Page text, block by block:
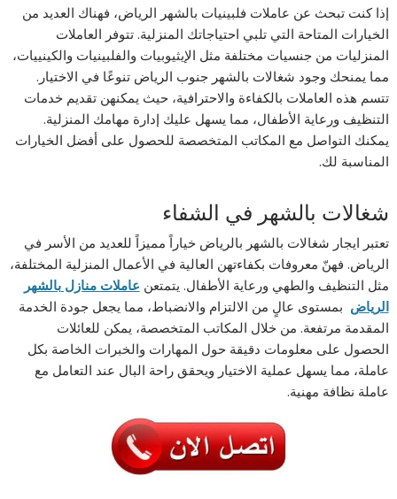
إذا كنت تبحث عن عاملات فلبينيات بالشهر الرياض، فهناك العديد من
الخيارات المتاحة التي تلبي احتياجاتك المنزلية. تتوفر العاملات
المنزليات من جنسيات مختلفة مثل الإيثيوبيات والفلبينيات والكينييات،
مما يمنحك وجود شغالات بالشهر جنوب الرياض تنوعًا في الاختيار.
تتسم هذه العاملات بالكفاءة والاحترافية، حيث يمكنهن تقديم خدمات
التنظيف ورعاية الأطفال، مما يسهل عليك إدارة مهامك المنزلية.
يمكنك التواصل مع المكاتب المتخصصة للحصول على أفضل الخيارات
المناسبة لك.
شغالات بالشهر في الشفاء
تعتبر ايجار شغالات بالشهر بالرياض خياراً مميزاً للعديد من الأسر في
الرياض. فهنّ معروفات بكفاءتهن العالية في الأعمال المنزلية المختلفة،
مثل التنظيف والطهي ورعاية الأطفال. يتمتعن عاملات منازل بالشهر
الرياض بمستوى عالٍ من الالتزام والانضباط، مما يجعل جودة الخدمة
المقدمة مرتفعة. من خلال المكاتب المتخصصة، يمكن للعائلات
الحصول على معلومات دقيقة حول المهارات والخبرات الخاصة بكل
عاملة، مما يسهل عملية الاختيار ويحقق راحة البال عند التعامل مع
عاملة نظافة مهنية.